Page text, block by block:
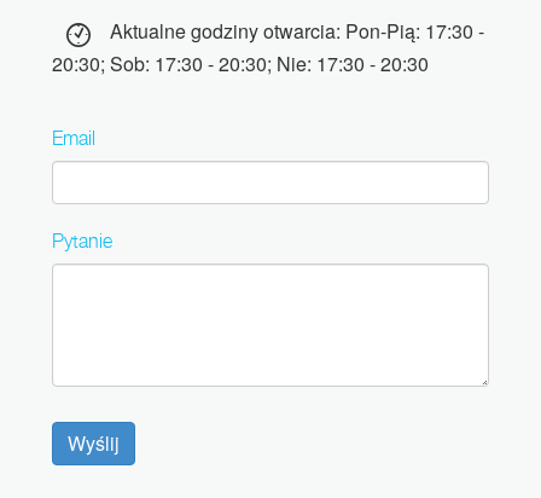
Aktualne godziny otwarcia: Pon-Pią: 17:30 -
20:30; Sob: 17:30 - 20:30; Nie: 17:30 - 20:30
Email
Pytanie
Wyślij